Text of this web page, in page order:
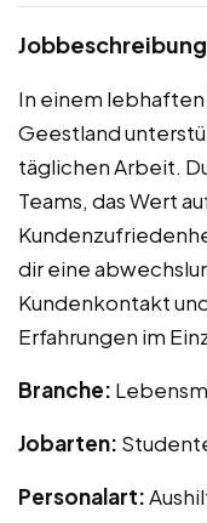
Jobbeschreibung
In einem
Geestland
täglichen Arbeit.
Teams, das Wert
dir eine
Kundenkontakt
Erfahrungen im
Branche:
Jobarten:
Personalart: